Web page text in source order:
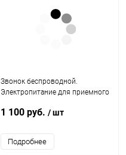
Звонок беспроводной.
Электропитание для приемного
батарейка 23А для кно
1 100 руб. / шт
Подробнее